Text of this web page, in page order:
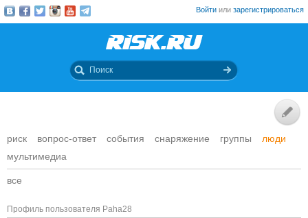
Войти или зарегистрироваться
риск вопрос-ответ события снаряжение группы
люди
мультимедиа
все
Профиль пользователя Paha28